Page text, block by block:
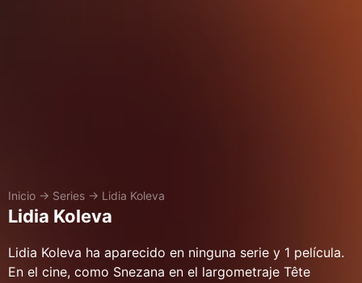
Inicio → Series → Lidia Koleva
Lidia Koleva
Lidia Koleva ha aparecido en ninguna serie y 1 película.
En el cine, como Snezana en el largometraje Tête